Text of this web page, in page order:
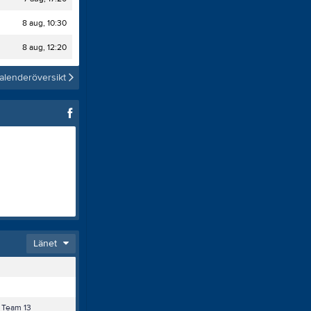
8 aug, 10:30
8 aug, 12:20
Länet
13